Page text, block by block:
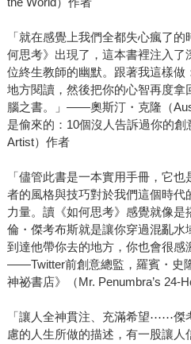
「就在感覺上我們全都失心瘋了
何思考》出現了，這本書裡注入了
位終生教師的幽默。跟著我這樣做
地方閱讀，然後把你的心智再度
腦之書。」——奧斯汀・克隆（
是偷來的：10個沒人告訴過你的創
Artist）作者
「儘管此書是一本實用手冊，它
者的風格與技巧對於我們這個時代
力量。讀《如何思考》感覺就像是
倫・傑考布斯就是讓你穿過混亂
到達他帶你去的地方，你也會很感
——Twitter前創意總監，羅賓・史
神祕書店》（Mr. Penumbra’s 24-
「讓人全神貫注、充滿希望⋯⋯傑
慮的人生所做的描述，有一股讓